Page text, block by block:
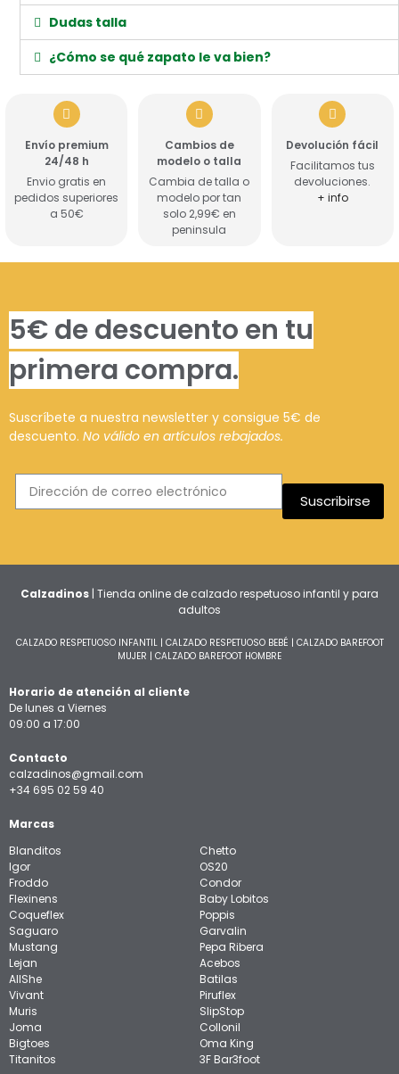
Dudas talla
¿Cómo se qué zapato le va bien?
Envío premium
24/48 h
Envio gratis en
pedidos superiores
a 50€
Cambios de
modelo o talla
Cambia de talla o
modelo por tan
solo 2,99€ en
peninsula
Devolución fácil
Facilitamos tus
devoluciones.
+ info
5€ de descuento en tu
primera compra.
Suscríbete a nuestra newsletter y consigue 5€ de
descuento. No válido en artículos rebajados.
Suscribirse
Calzadinos | Tienda online de calzado respetuoso infantil y para
adultos
CALZADO RESPETUOSO INFANTIL| CALZADO RESPETUOSO BEBÉ | CALZADO BAREFOOT
MUJER | CALZADO BAREFOOT HOMBRE
Horario de atención al cliente
De lunes a Viernes
09:00 a 17:00
Contacto
calzadinos@gmail.com
+34 695 02 59 40
Marcas
Blanditos
Igor
Froddo
Flexinens
Coqueflex
Saguaro
Mustang
Lejan
AllShe
Vivant
Muris
Joma
Bigtoes
Titanitos
Chetto
OS20
Condor
Baby Lobitos
Poppis
Garvalin
Pepa Ribera
Acebos
Batilas
Piruflex
SlipStop
Collonil
Oma King
3F Bar3foot